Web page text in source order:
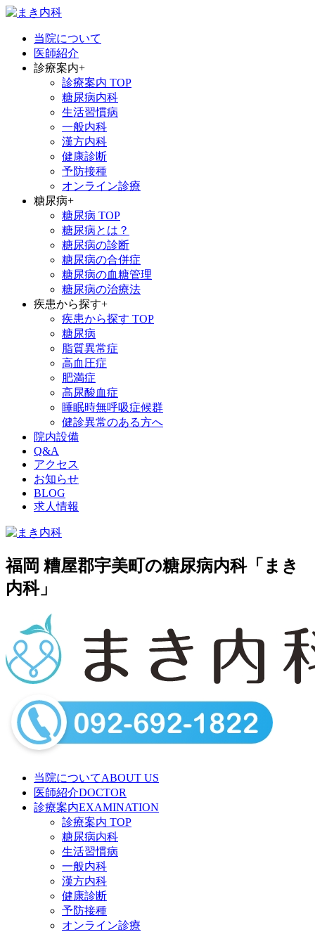
当院について
医師紹介
診療案内+
診療案内 TOP
糖尿病内科
生活習慣病
一般内科
漢方内科
健康診断
予防接種
オンライン診療
糖尿病+
糖尿病 TOP
糖尿病とは？
糖尿病の診断
糖尿病の合併症
糖尿病の血糖管理
糖尿病の治療法
疾患から探す+
疾患から探す TOP
糖尿病
脂質異常症
高血圧症
肥満症
高尿酸血症
睡眠時無呼吸症候群
健診異常のある方へ
院内設備
Q&A
アクセス
お知らせ
BLOG
求人情報
福岡 糟屋郡宇美町の糖尿病内科「まき
内科」
当院についてABOUT US
医師紹介DOCTOR
診療案内EXAMINATION
診療案内 TOP
糖尿病内科
生活習慣病
一般内科
漢方内科
健康診断
予防接種
オンライン診療